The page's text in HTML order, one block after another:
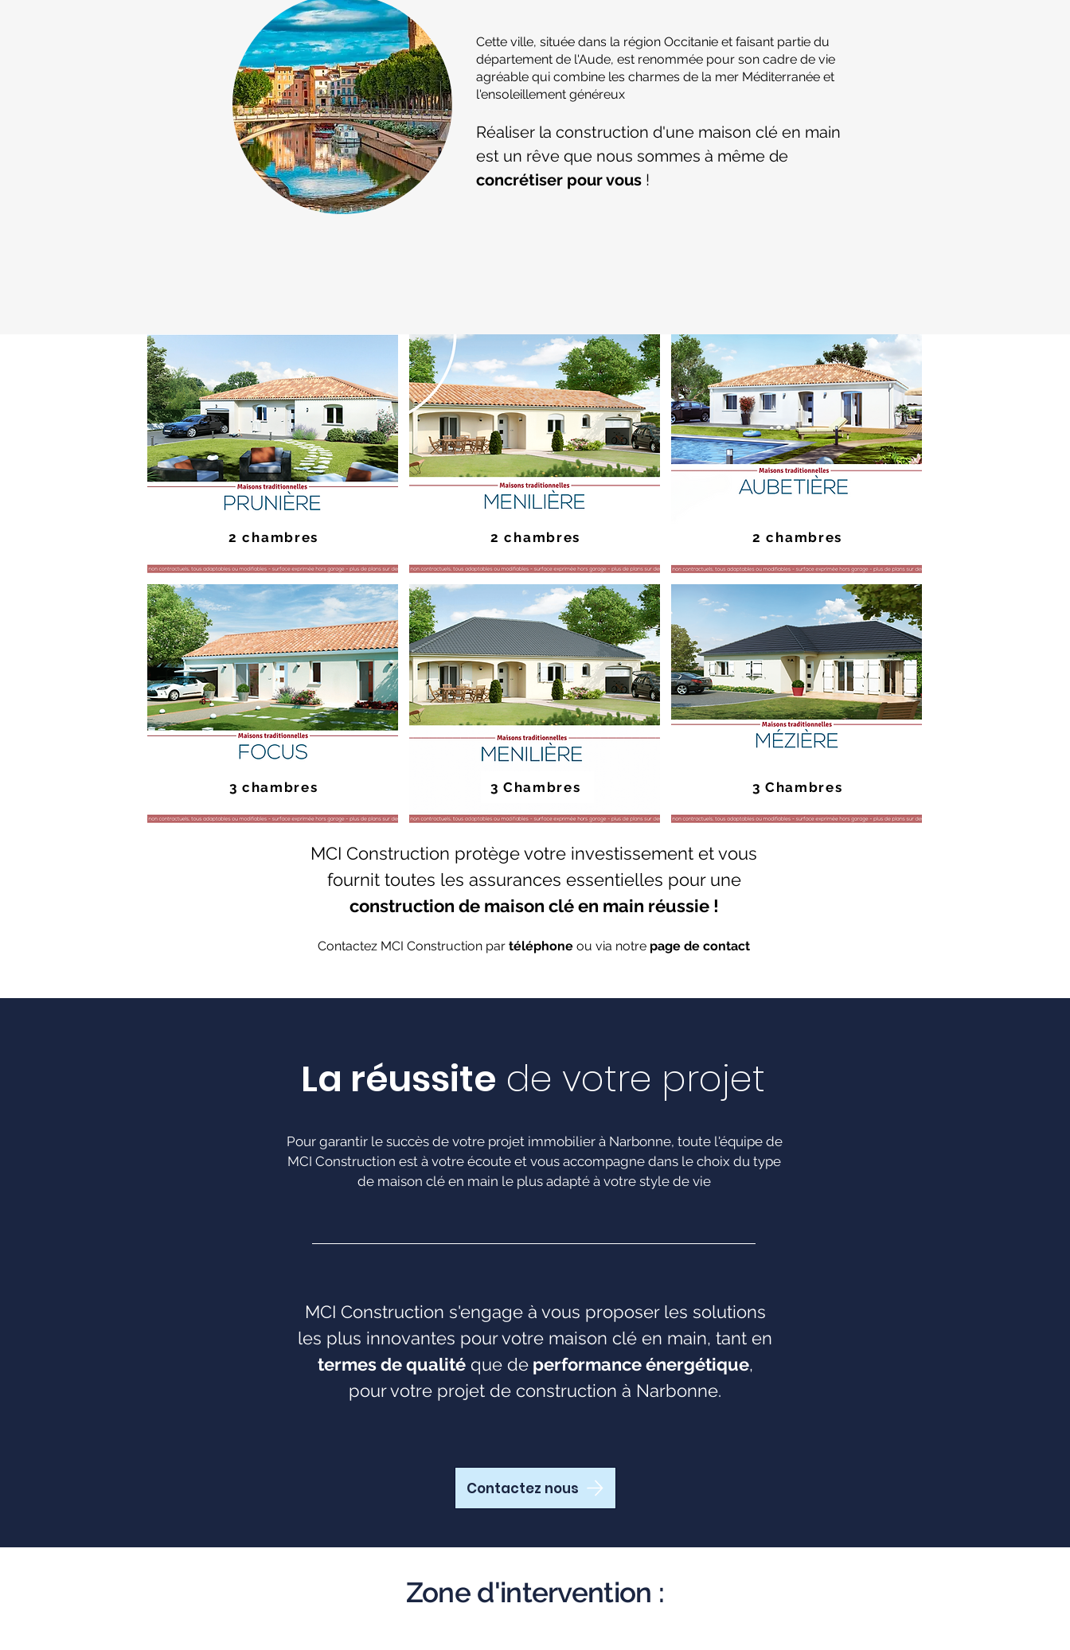
Cette ville, située dans la région Occitanie et faisant partie du
département de l'Aude, est renommée pour son cadre de vie
agréable qui combine les charmes de la mer Méditerranée et
l'ensoleillement généreux
Réaliser la construction d'une maison clé en main
est un rêve que nous sommes à même de
concrétiser pour vous !
2 chambres
3 chambres
2 chambres
3 Chambres
2 chambres
3 Chambres
MCI Construction protège votre investissement et vous
fournit toutes les assurances essentielles pour une
construction de maison clé en main réussie !
Contactez MCI Construction par téléphone ou via notre page de contact
La réussite de votre projet
Pour garantir le succès de votre projet immobilier à Narbonne, toute l'équipe de
MCI Construction est à votre écoute et vous accompagne dans le choix du type
de maison clé en main le plus adapté à votre style de vie
MCI Construction s'engage à vous proposer les solutions
les plus innovantes pour votre maison clé en main, tant en
termes de qualitéque deperformance énergétique,
pour votre projet de construction à Narbonne.
Contactez nous
Zone d'intervention :